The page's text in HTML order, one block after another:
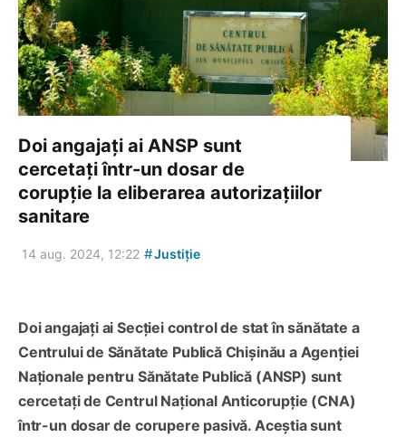
Doi angajați ai ANSP sunt
cercetați într-un dosar de
corupție la eliberarea autorizațiilor
sanitare
14 aug. 2024, 12:22 #Justiție
Doi angajați ai Secției control de stat în sănătate a
Centrului de Sănătate Publică Chișinău a Agenției
Naționale pentru Sănătate Publică (ANSP) sunt
cercetați de Centrul Național Anticorupție (CNA)
într-un dosar de corupere pasivă. Aceștia sunt